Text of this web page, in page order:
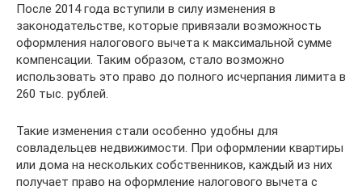
После 2014 года вступили в силу изменения в
законодательстве, которые привязали возможность
оформления налогового вычета к максимальной сумме
компенсации. Таким образом, стало возможно
использовать это право до полного исчерпания лимита в
260 тыс. рублей.
Такие изменения стали особенно удобны для
совладельцев недвижимости. При оформлении квартиры
или дома на нескольких собственников, каждый из них
получает право на оформление налогового вычета с